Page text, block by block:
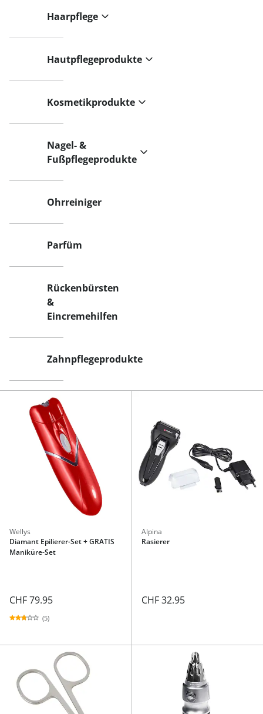
Haarpflege
Hautpflegeprodukte
Kosmetikprodukte
Nagel- &
Fußpflegeprodukte
Ohrreiniger
Parfüm
Rückenbürsten
&
Eincremehilfen
Zahnpflegeprodukte
Wellys
Diamant Epilierer-Set + GRATIS
Maniküre-Set
CHF 79.95
(5)
Alpina
Rasierer
CHF 32.95